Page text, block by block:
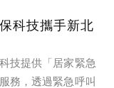
技提供「居家緊急
務，透過緊急呼叫